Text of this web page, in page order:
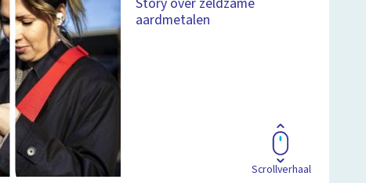
aardmetalen
Scrollverhaal